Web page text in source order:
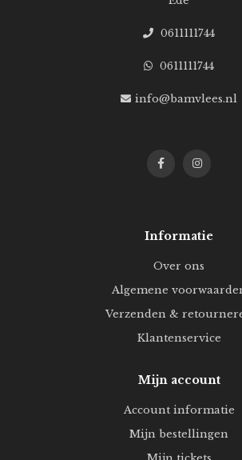
0611111744
0611111744
info@bamvlees.nl
Informatie
Over ons
Algemene
Verzenden &
Klantenservice
Mijn account
Account informatie
Mijn bestellingen